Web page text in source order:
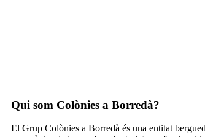
Qui som Colònies a Borredà?
El Grup Colònies a Borredà és una entitat